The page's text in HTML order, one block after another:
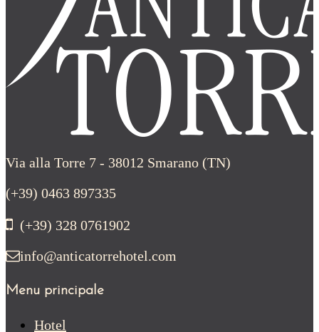
Via alla Torre 7 - 38012 Smarano (TN)
(+39) 0463 897335
(+39) 328 0761902
info@anticatorrehotel.com
Menu principale
Hotel